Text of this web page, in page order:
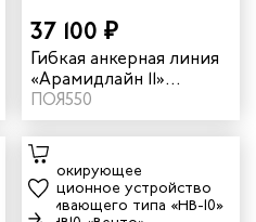
37 100 ₽
Гибкая анкерная линия
«Арамидлайн 11»
огнеупорная vnt 088
ПОЯ550